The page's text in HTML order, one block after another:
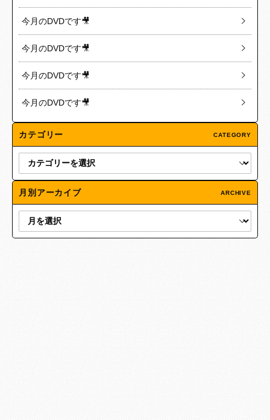
今月のDVDです🎥
今月のDVDです🎥
今月のDVDです🎥
今月のDVDです🎥
カテゴリー CATEGORY
月別アーカイブ ARCHIVE